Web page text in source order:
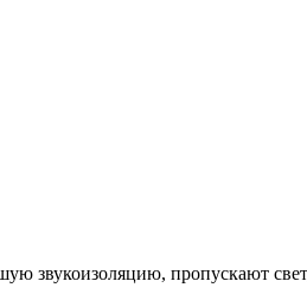
звукоизоляцию, пропускают